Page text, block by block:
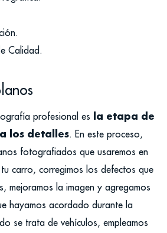
Calidad.
profesional es la etapa de
los detalles. En este proceso,
fotografiados que usaremos en
carro, corregimos los defectos que
mejoramos la imagen y agregamos
hayamos acordado durante la
se trata de vehículos, empleamos